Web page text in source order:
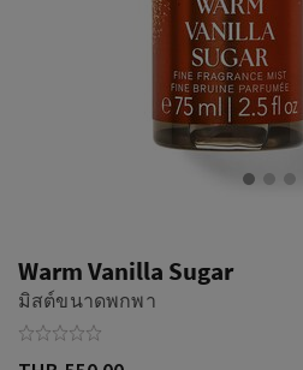
Warm Vanilla Sugar
มิสต์ขนาดพกพา